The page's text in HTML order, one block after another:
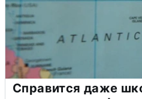
Справится даже